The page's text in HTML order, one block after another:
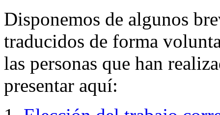
Disponemos de algunos
traducidos de forma
las personas que han
presentar aquí: